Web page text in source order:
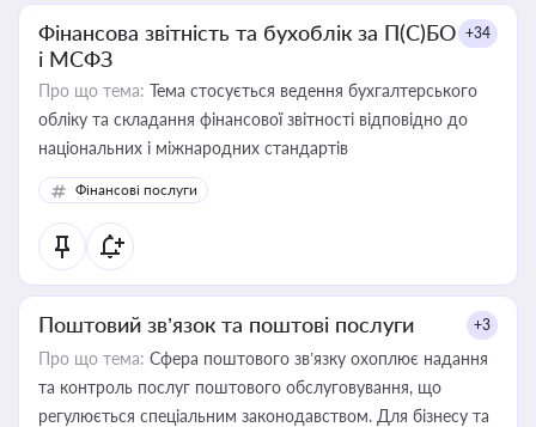
Фінансова звітність та бухоблік за П(С)БО
і МСФЗ
+34
Про що тема: Тема стосується ведення бухгалтерського
обліку та складання фінансової звітності відповідно до
національних і міжнародних стандартів
Фінансові послуги
Поштовий зв’язок та поштові послуги +3
Про що тема: Сфера поштового зв’язку охоплює надання
та контроль послуг поштового обслуговування, що
регулюється спеціальним законодавством. Для бізнесу та